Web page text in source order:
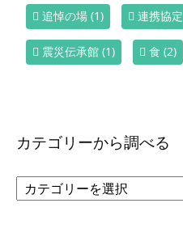
追悼の場 (1) 連携協定
震災伝承館 (1) 食 (2)
カテゴリーから調べる
カ
テ